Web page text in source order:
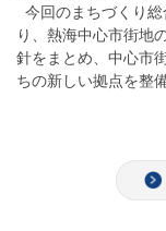
今回のまちづくり
り、熱海中心市街地
針をまとめ、中心市
ちの新しい拠点を整